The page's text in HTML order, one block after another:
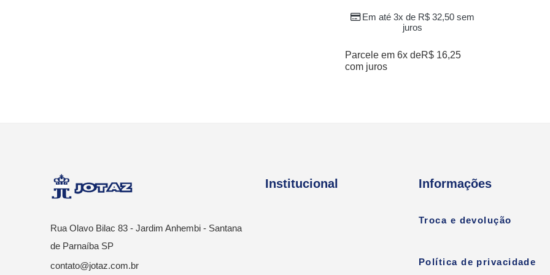
Em até 3x de R$ 32,50 sem
juros
Parcele em 6x deR$ 16,25
com juros
Rua Olavo Bilac 83 - Jardim Anhembi - Santana
de Parnaíba SP
contato@jotaz.com.br
Institucional Informações
Troca e devolução
Política de privacidade